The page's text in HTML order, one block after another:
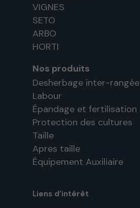
VIGNES
SETO
ARBO
HORTI
Nos produits
Desherbage inter-rangée
Labour
Épandage et fertilisation
Protection des cultures
Taille
Apres taille
Équipement Auxiliaire
Liens d’intérêt